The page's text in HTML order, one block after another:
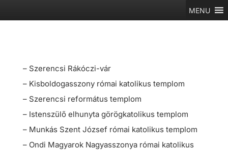
MENU
– Szerencsi Rákóczi-vár
– Kisboldogasszony római katolikus templom
– Szerencsi református templom
– Istenszülő elhunyta görögkatolikus templom
– Munkás Szent József római katolikus templom
– Ondi Magyarok Nagyasszonya római katolikus